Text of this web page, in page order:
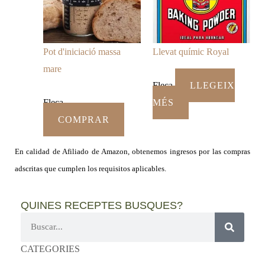
Pot d'iniciació massa
mare
Fleca
COMPRAR
Llevat químic Royal
Fleca
LLEGEIX
MÉS
En calidad de Afiliado de Amazon, obtenemos ingresos por las compras
adscritas que cumplen los requisitos aplicables.
QUINES RECEPTES BUSQUES?
CATEGORIES
CATEGORIES